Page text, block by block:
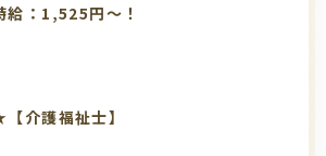
給：1,525円～！
【介護福祉士】